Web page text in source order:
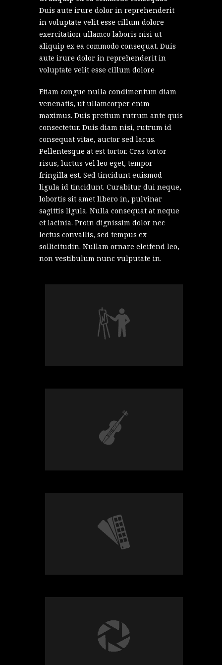
Duis aute irure dolor in reprehenderit
in voluptate velit esse cillum dolore
exercitation ullamco laboris nisi ut
aliquip ex ea commodo consequat. Duis
aute irure dolor in reprehenderit in
voluptate velit esse cillum dolore
Etiam congue nulla condimentum diam
venenatis, ut ullamcorper enim
maximus. Duis pretium rutrum ante quis
consectetur. Duis diam nisi, rutrum id
consequat vitae, auctor sed lacus.
Pellentesque at est tortor. Cras tortor
risus, luctus vel leo eget, tempor
fringilla est. Sed tincidunt euismod
ligula id tincidunt. Curabitur dui neque,
lobortis sit amet libero in, pulvinar
sagittis ligula. Nulla consequat at neque
et lacinia. Proin dignissim dolor nec
lectus convallis, sed tempus ex
sollicitudin. Nullam ornare eleifend leo,
non vestibulum nunc vulputate in.